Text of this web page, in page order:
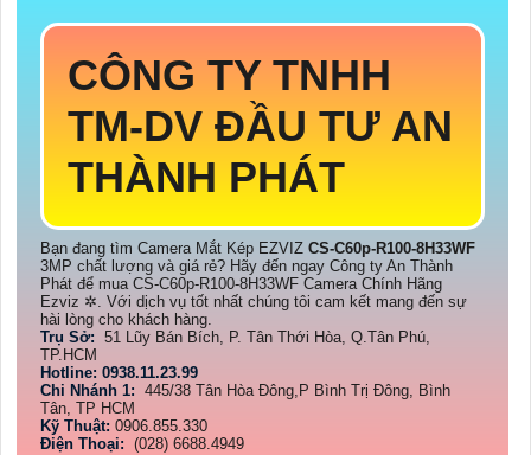
CÔNG TY TNHH
TM-DV ĐẦU TƯ AN
THÀNH PHÁT
Bạn đang tìm Camera Mắt Kép EZVIZ CS-C60p-R100-8H33WF
3MP chất lượng và giá rẻ? Hãy đến ngay Công ty An Thành
Phát để mua CS-C60p-R100-8H33WF Camera Chính Hãng
Ezviz ✲. Với dịch vụ tốt nhất chúng tôi cam kết mang đến sự
hài lòng cho khách hàng.
Trụ Sở: 51 Lũy Bán Bích, P. Tân Thới Hòa, Q.Tân Phú,
TP.HCM
Hotline: 0938.11.23.99
Chi Nhánh 1: 445/38 Tân Hòa Đông,P Bình Trị Đông, Bình
Tân, TP HCM
Kỹ Thuật: 0906.855.330
Điện Thoại: (028) 6688.4949